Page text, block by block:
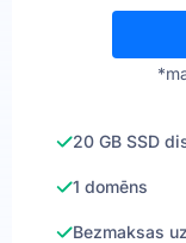
20 GB SSD
1 domēns
Bezmaksas